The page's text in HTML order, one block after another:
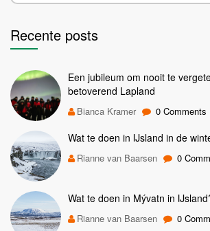
Recente posts
Een jubileum om nooit te
betoverend Lapland
Bianca Kramer 0 Comments
Wat te doen in IJsland in de
Rianne van Baarsen 0
Wat te doen in Mývatn in
Rianne van Baarsen 0